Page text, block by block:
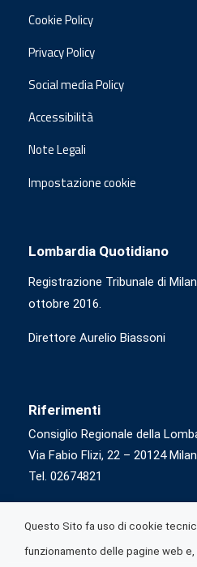
Cookie Policy
Privacy Policy
Social media Policy
Accessibilità
Note Legali
Impostazione cookie
Lombardia Quotidiano
Registrazione Tribunale di
ottobre 2016.
Direttore Aurelio Biassoni
Riferimenti
Consiglio Regionale della
Via Fabio Flizi, 22 – 20124
Tel. 02674821
Questo Sito fa uso di cookie
funzionamento delle pagine web